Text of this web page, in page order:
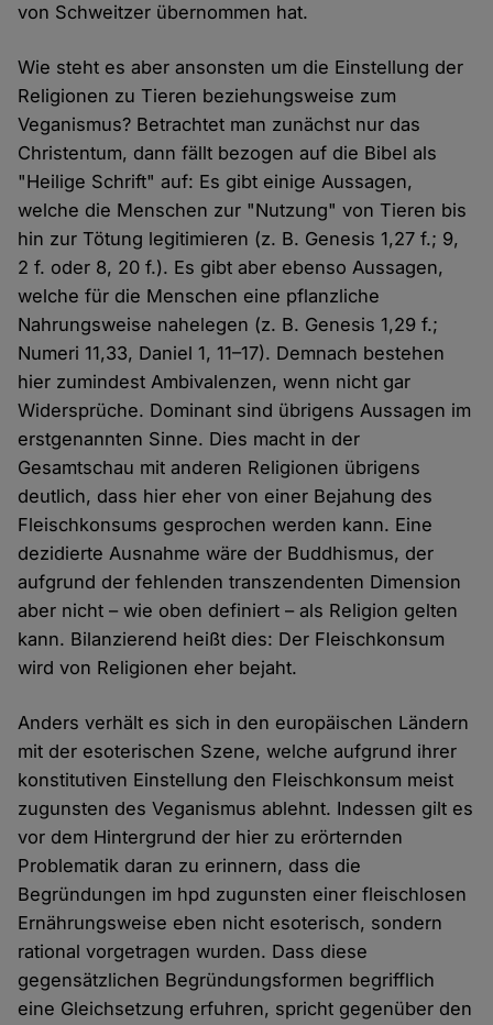
von Schweitzer übernommen hat.
Wie steht es aber ansonsten um die Einstellung der
Religionen zu Tieren beziehungsweise zum
Veganismus? Betrachtet man zunächst nur das
Christentum, dann fällt bezogen auf die Bibel als
"Heilige Schrift" auf: Es gibt einige Aussagen,
welche die Menschen zur "Nutzung" von Tieren bis
hin zur Tötung legitimieren (z. B. Genesis 1,27 f.; 9,
2 f. oder 8, 20 f.). Es gibt aber ebenso Aussagen,
welche für die Menschen eine pflanzliche
Nahrungsweise nahelegen (z. B. Genesis 1,29 f.;
Numeri 11,33, Daniel 1, 11–17). Demnach bestehen
hier zumindest Ambivalenzen, wenn nicht gar
Widersprüche. Dominant sind übrigens Aussagen im
erstgenannten Sinne. Dies macht in der
Gesamtschau mit anderen Religionen übrigens
deutlich, dass hier eher von einer Bejahung des
Fleischkonsums gesprochen werden kann. Eine
dezidierte Ausnahme wäre der Buddhismus, der
aufgrund der fehlenden transzendenten Dimension
aber nicht – wie oben definiert – als Religion gelten
kann. Bilanzierend heißt dies: Der Fleischkonsum
wird von Religionen eher bejaht.
Anders verhält es sich in den europäischen Ländern
mit der esoterischen Szene, welche aufgrund ihrer
konstitutiven Einstellung den Fleischkonsum meist
zugunsten des Veganismus ablehnt. Indessen gilt es
vor dem Hintergrund der hier zu erörternden
Problematik daran zu erinnern, dass die
Begründungen im hpd zugunsten einer fleischlosen
Ernährungsweise eben nicht esoterisch, sondern
rational vorgetragen wurden. Dass diese
gegensätzlichen Begründungsformen begrifflich
eine Gleichsetzung erfuhren, spricht gegenüber den